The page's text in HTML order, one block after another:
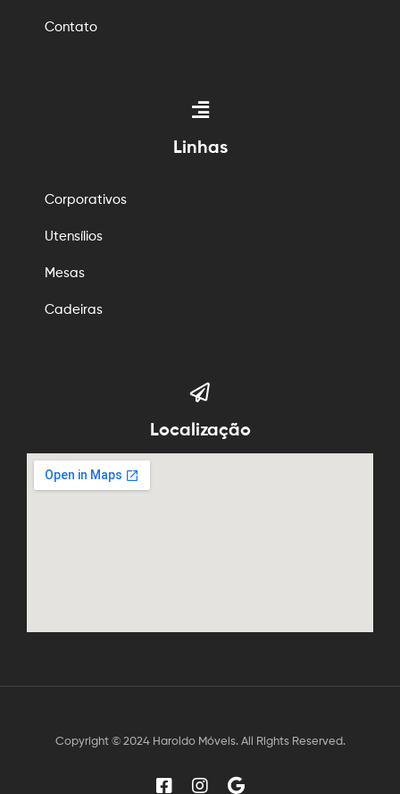
Contato
Linhas
Corporativos
Utensílios
Mesas
Cadeiras
Localização
Copyright © 2024 Haroldo Móveis. All Rights Reserved.